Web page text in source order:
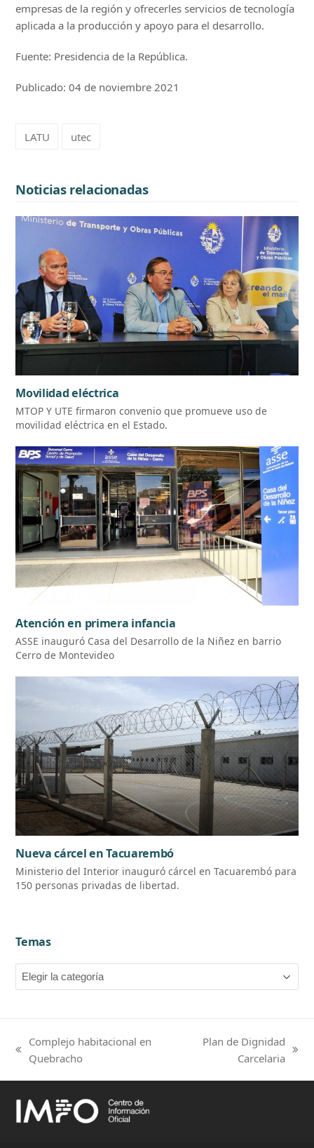
empresas de la región y ofrecerles servicios de tecnología
aplicada a la producción y apoyo para el desarrollo.
Fuente: Presidencia de la República.
Publicado: 04 de noviembre 2021
LATU utec
Noticias relacionadas
Movilidad eléctrica
MTOP Y UTE firmaron convenio que promueve uso de
movilidad eléctrica en el Estado.
Atención en primera infancia
ASSE inauguró Casa del Desarrollo de la Niñez en barrio
Cerro de Montevideo
Nueva cárcel en Tacuarembó
Ministerio del Interior inauguró cárcel en Tacuarembó para
150 personas privadas de libertad.
Temas
Temas
previous
Complejo habitacional en
Quebracho
Plan de Dignidad
Carcelaria